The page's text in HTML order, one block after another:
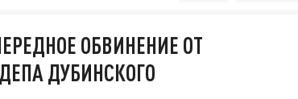
ОБВИНЕНИЕ ОТ
ДУБИНСКОГО